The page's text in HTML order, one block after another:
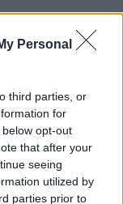
Personal
third parties, or
for
opt-out
that after your
seeing
utilized by
parties prior to